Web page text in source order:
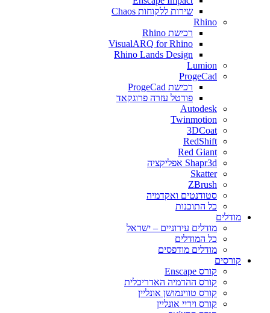
שירות ללקוחות Chaos
Rhino
רכישת Rhino
VisualARQ for Rhino
Rhino Lands Design
Lumion
ProgeCad
רכישת ProgeCad
פורטל עזרה פרוגקאד
Autodesk
Twinmotion
3DCoat
RedShift
Red Giant
Shapr3d אפליקציה
Skatter
ZBrush
סטודנטים ואקדמיה
כל התוכנות
מודלים
מודלים עירוניים – ישראל
כל המודלים
מודלים מודפסים
קורסים
קורס Enscape
קורס ההדמיה האדריכלית
קורס טווינמושן אונליין
קורס ויריי אונליין